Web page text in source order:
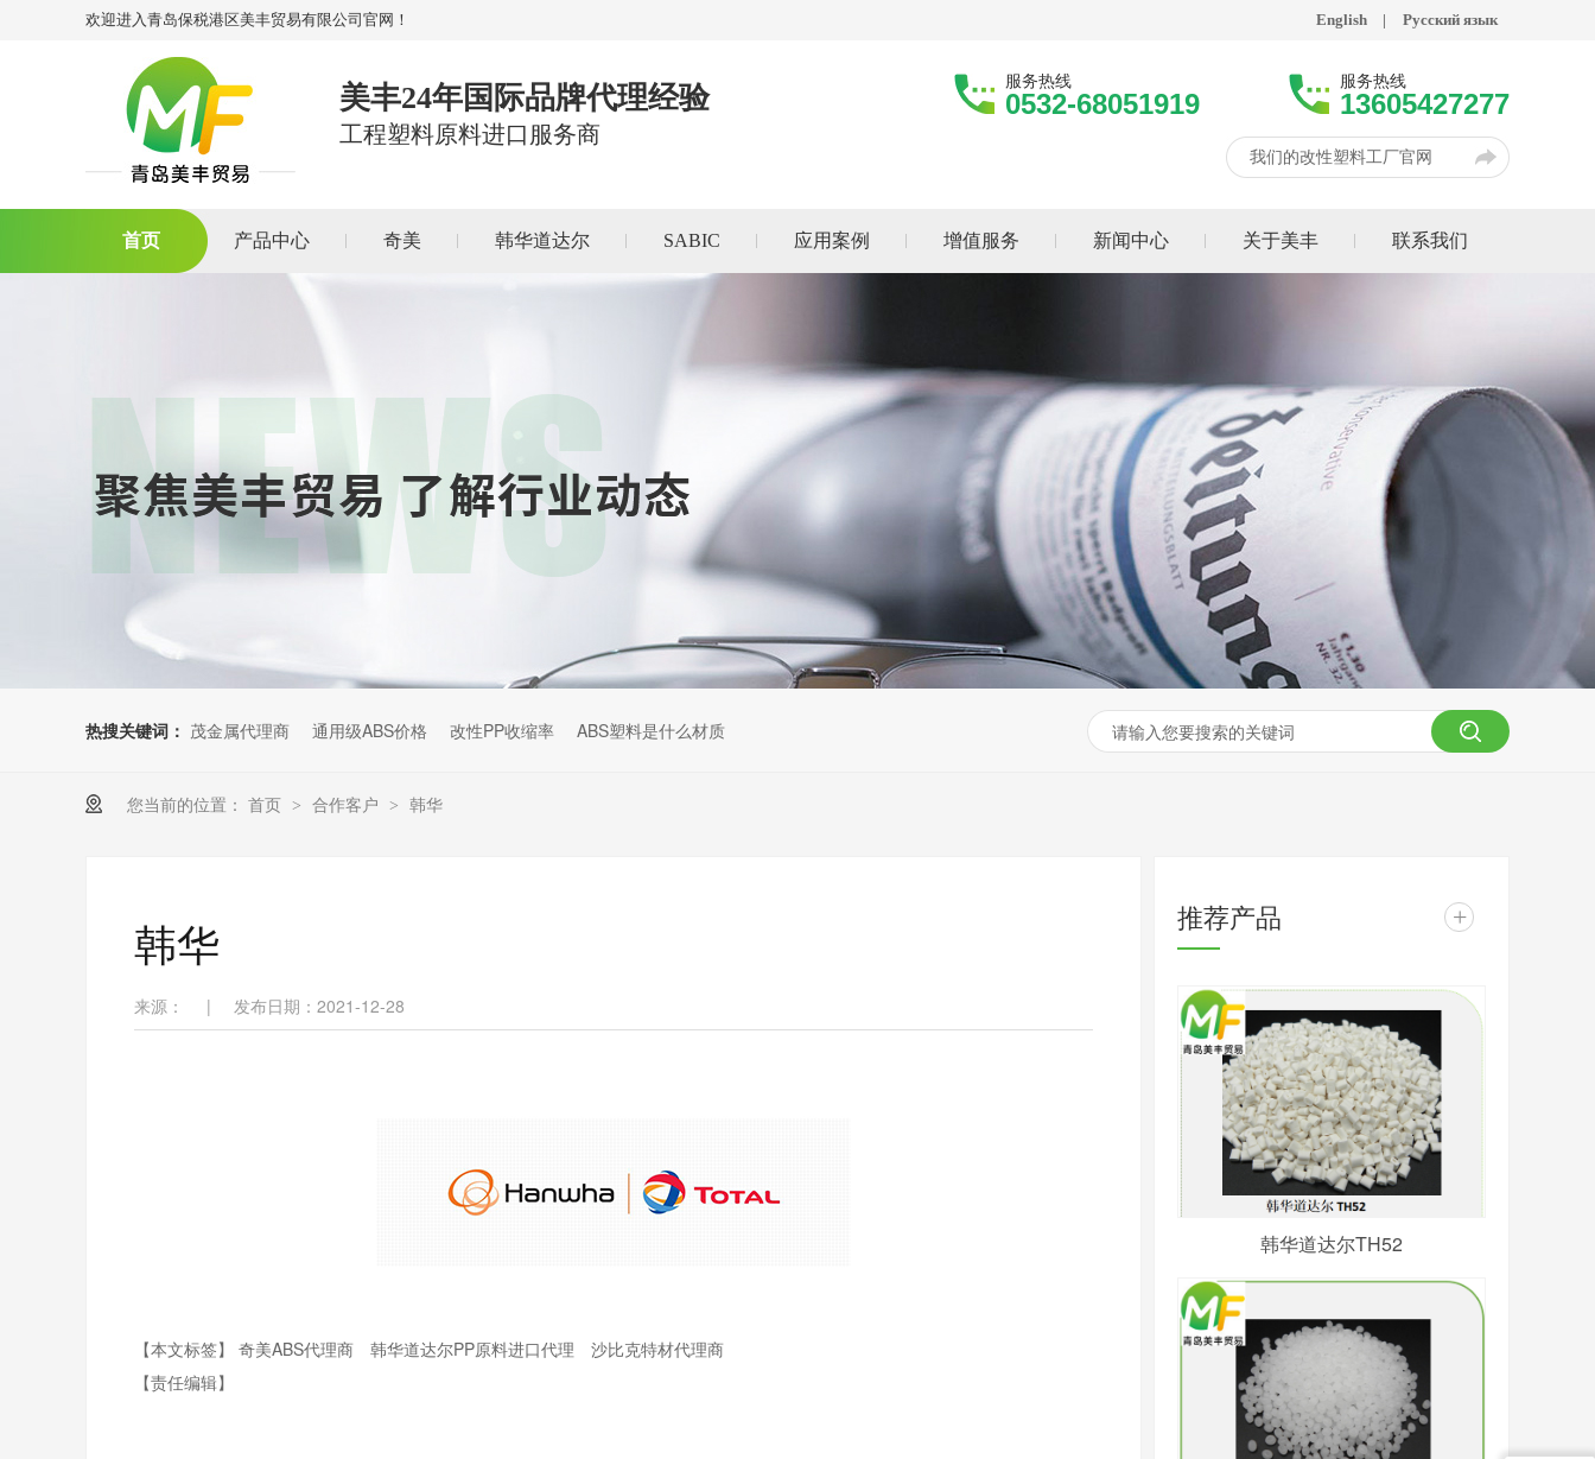
欢迎进入青岛保税港区美丰贸易有限公司官网！ English | Русский язык
美丰24年国际品牌代理经验
工程塑料原料进口服务商
服务热线
0532-68051919
服务热线
13605427277
我们的改性塑料工厂官网
首页 产品中心 奇美 韩华道达尔 SABIC 应用案例 增值服务 新闻中心 关于美丰 联系我们
热搜关键词： 茂金属代理商 通用级ABS价格 改性PP收缩率 ABS塑料是什么材质
您当前的位置： 首页 > 合作客户 > 韩华
韩华
来源： | 发布日期：2021-12-28
【本文标签】 奇美ABS代理商 韩华道达尔PP原料进口代理
沙比克特材代理商
【责任编辑】
推荐产品 +
韩华道达尔TH52